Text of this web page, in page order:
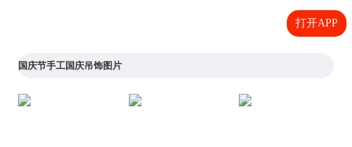
打开APP
国庆节手工国庆吊饰图片